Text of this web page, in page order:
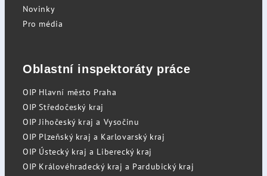
Novinky
Pro média
Oblastní inspektoráty práce
OIP Hlavní město Praha
OIP Středočeský kraj
OIP Jihočeský kraj a Vysočinu
OIP Plzeňský kraj a Karlovarský kraj
OIP Ústecký kraj a Liberecký kraj
OIP Královéhradecký kraj a Pardubický kraj